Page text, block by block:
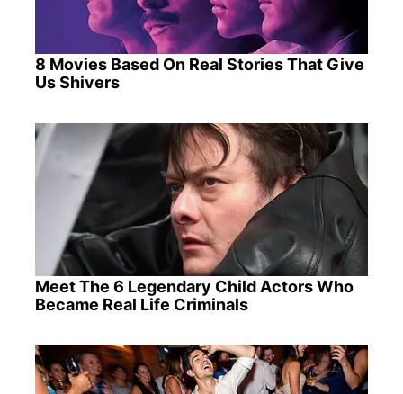
8 Movies Based On Real Stories That Give
Us Shivers
Meet The 6 Legendary Child Actors Who
Became Real Life Criminals